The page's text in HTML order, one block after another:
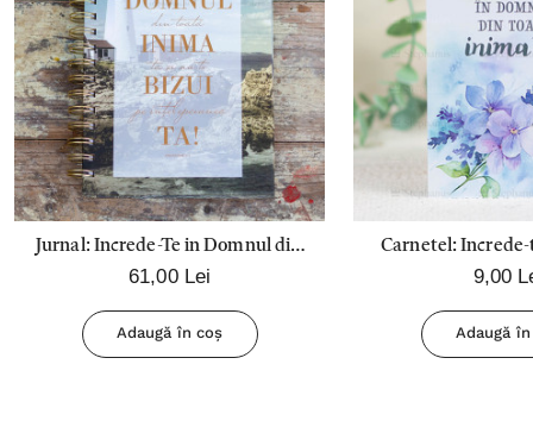
Jurnal: Increde-Te in Domnul din
toata inima ta..
61,00 Lei
Adaugă în coș
Carnetel:
din toata
9,00
Adaugă